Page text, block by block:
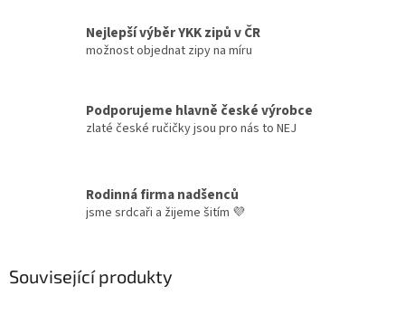
Nejlepší výběr YKK zipů v ČR
možnost objednat zipy na míru
Podporujeme hlavně české výrobce
zlaté české ručičky jsou pro nás to NEJ
Rodinná firma nadšenců
jsme srdcaři a žijeme šitím 💜
Související produkty